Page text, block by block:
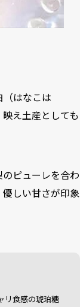
はなこは
え土産としても
ピューレを合わ
しい甘さが印象
リ食感の琥珀糖